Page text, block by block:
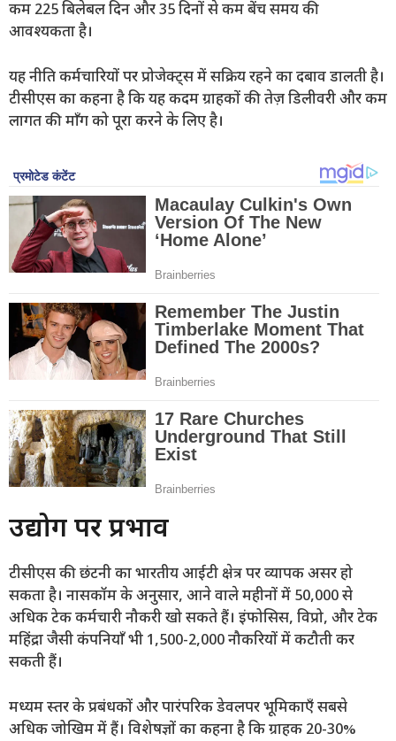
कम 225 बिलेबल दिन और 35 दिनों से कम बेंच समय की
आवश्यकता है।
यह नीति कर्मचारियों पर प्रोजेक्ट्स में सक्रिय रहने का दबाव डालती है।
टीसीएस का कहना है कि यह कदम ग्राहकों की तेज़ डिलीवरी और कम
लागत की माँग को पूरा करने के लिए है।
उद्योग पर प्रभाव
टीसीएस की छंटनी का भारतीय आईटी क्षेत्र पर व्यापक असर हो
सकता है। नासकॉम के अनुसार, आने वाले महीनों में 50,000 से
अधिक टेक कर्मचारी नौकरी खो सकते हैं। इंफोसिस, विप्रो, और टेक
महिंद्रा जैसी कंपनियाँ भी 1,500-2,000 नौकरियों में कटौती कर
सकती हैं।
मध्यम स्तर के प्रबंधकों और पारंपरिक डेवलपर भूमिकाएँ सबसे
अधिक जोखिम में हैं। विशेषज्ञों का कहना है कि ग्राहक 20-30%